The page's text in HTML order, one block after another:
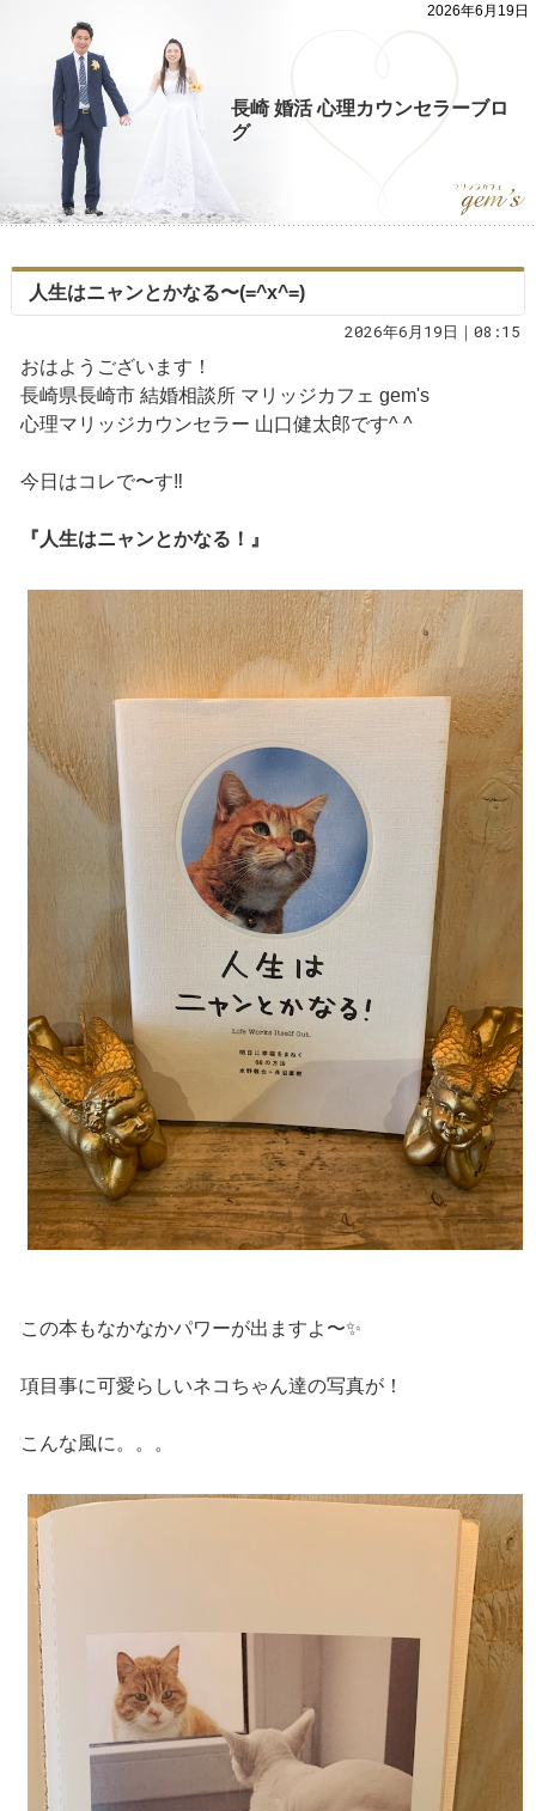
2026年6月19日
長崎 婚活 心理カウンセラーブロ
グ
人生はニャンとかなる〜(=^x^=)
2026年6月19日｜08:15
おはようございます！
長崎県長崎市 結婚相談所 マリッジカフェ gem's
心理マリッジカウンセラー 山口健太郎です^ ^
今日はコレで〜す‼️
『人生はニャンとかなる！』
この本もなかなかパワーが出ますよ〜✨
項目事に可愛らしいネコちゃん達の写真が！
こんな風に。。。